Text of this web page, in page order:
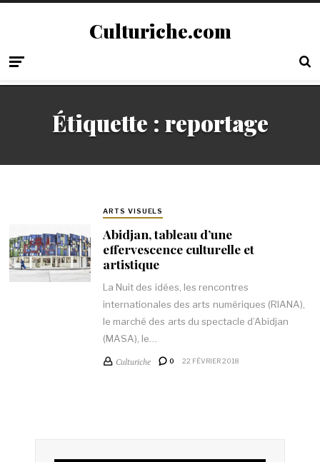
Culturiche.com
Étiquette : reportage
ARTS VISUELS
Abidjan, tableau d’une
effervescence culturelle et
artistique
La Nuit des idées, les rencontres
internationales des arts numériques (RIANA),
le marché des arts du spectacle d’Abidjan
(MASA), le…
Culturiche 0 22 FÉVRIER 2018